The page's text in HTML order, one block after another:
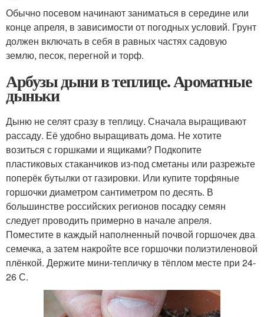
Обычно посевом начинают заниматься в середине или
конце апреля, в зависимости от погодных условий. Грунт
должен включать в себя в равных частях садовую
землю, песок, перегной и торф.
Арбузы дыни в теплице. Ароматные
дыньки
Дыню не селят сразу в теплицу. Сначала выращивают
рассаду. Её удобно выращивать дома. Не хотите
возиться с горшками и ящиками? Подкопите
пластиковых стаканчиков из-под сметаны или разрежьте
поперёк бутылки от газировки. Или купите торфяные
горшочки диаметром сантиметром по десять. В
большинстве российских регионов посадку семян
следует проводить примерно в начале апреля.
Поместите в каждый наполненный почвой горшочек два
семечка, а затем накройте все горшочки полиэтиленовой
плёнкой. Держите мини-тепличку в тёплом месте при 24-
26 С.